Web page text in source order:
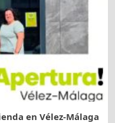
en Vélez-Málaga